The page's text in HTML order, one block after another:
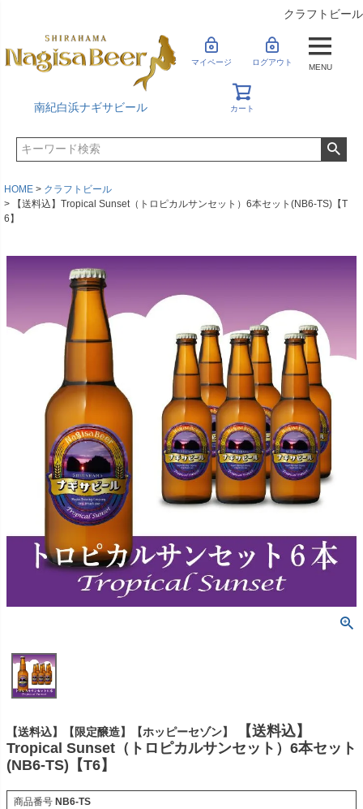
クラフトビール
南紀白浜ナギサビール
マイページ ログアウト
カート
MENU
HOME
クラフトビール
【送料込】Tropical Sunset（トロピカルサンセット）6本セット(NB6-TS)【T
6】
【送料込】【限定醸造】【ホッピーセゾン】
【送料込】
Tropical Sunset（トロピカルサンセット）6本セット
(NB6-TS)【T6】
商品番号 NB6-TS